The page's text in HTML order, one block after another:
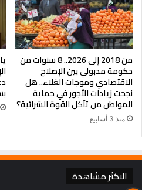
وتتولى وزارة الصحة رفع كفاءة
المطلوبة، بالتنسيق مع الجهات
ستعمل الهيئة العامة للرعاية
وضمان جاهزية المنشآت خلال فترة
التطبيق.
كما تضمن القرار الحفاظ على
المنقولة ونقلهم إلى الهيئة بنفس
والإدارية كحد أدنى.
من 2018 إلى 2026.. 8 سنوات من
حكومة مدبولي بين الإصلاح
الاقتصادي وموجات الغلاء.. هل
نجحت زيادات الأجور في حماية
المواطن من تآكل القوة الشرائية؟
منذ 3 أسابيع
الاكثر مشاهدة